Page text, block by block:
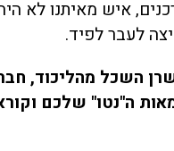
איש מאיתנו לא
לעבר לפיד.
השכל מהליכוד,
ה"נטו" שלכם